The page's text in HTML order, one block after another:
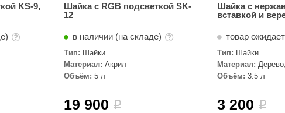
KS-9,
Шайка с RGB подсветкой SK-
12
в наличии (на складе)
Тип:
Шайки
Материал: Акрил
Объём: 5 л
19 900 i
Шайка с
вставкой и
товар
Тип:
Шайки
Материал:
сталь, Дуб
Объём: 3.5 л
3 200 i